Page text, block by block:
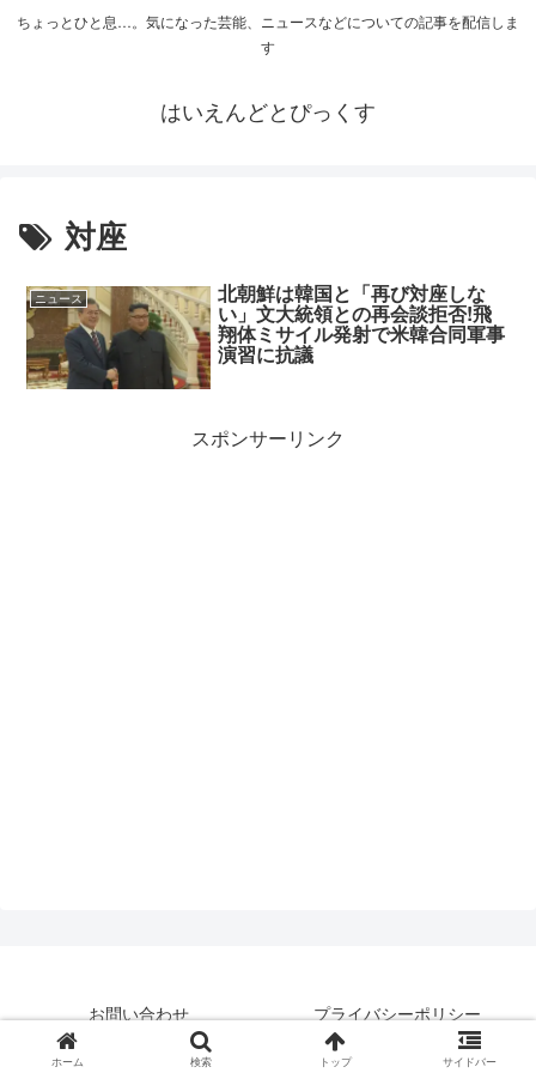
ちょっとひと息…。気になった芸能、ニュースなどについての記事を配信しま
す
はいえんどとぴっくす
対座
ニュース 北朝鮮は韓国と「再び対座しな
い」文大統領との再会談拒否!飛
翔体ミサイル発射で米韓合同軍事
演習に抗議
スポンサーリンク
お問い合わせ
プライバシーポリシー
© 2019 はいえんどとぴっくす.
ホーム 検索 トップ サイドバー